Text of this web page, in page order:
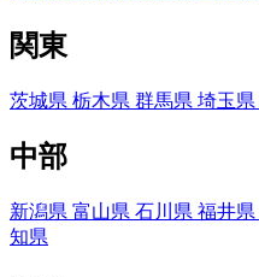
関東
茨城県 栃木県 群馬県 埼玉県
中部
新潟県 富山県 石川県 福井県
知県